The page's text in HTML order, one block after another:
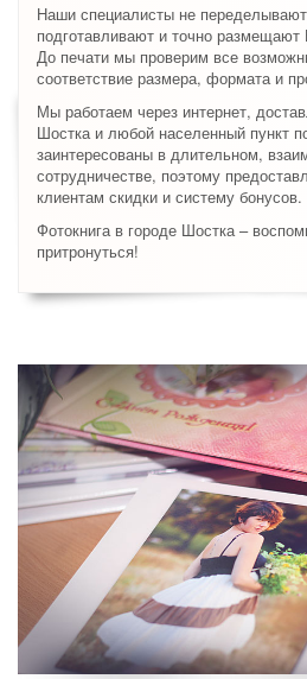
Наши специалисты не
подготавливают и точно
До печати мы проверим все
соответствие размера, формата и
Мы работаем через интернет,
Шостка и любой населенный пункт
заинтересованы в длительном,
сотрудничестве, поэтому
клиентам скидки и систему бонусов.
Фотокнига в городе Шостка –
притронуться!